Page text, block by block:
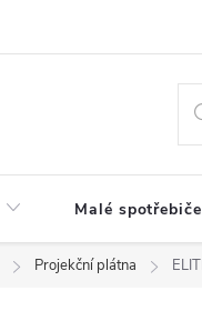
Malé spotřebiče
Projekční plátna